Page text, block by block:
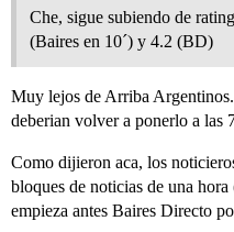
Che, sigue subiendo de
(Baires en 10´) y 4.2 (BD)
Muy lejos de Arriba
deberian volver a ponerlo a las
Como dijieron aca, los
bloques de noticias de una
empieza antes Baires Directo